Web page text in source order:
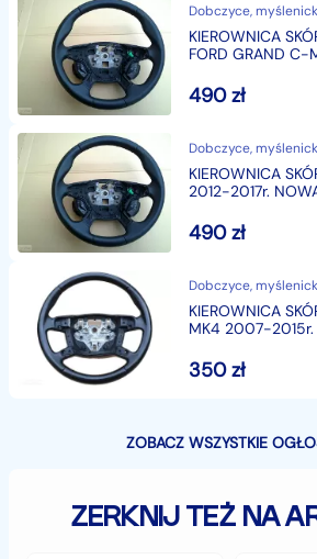
Dobczyce,
KIEROWNICA
FORD GRAND
490zł
Dobczyce,
KIEROWNICA
2012-2017r.
490zł
Dobczyce,
KIEROWNICA
MK4 2007-
350zł
ZOBACZ WSZYSTKIE
ZERKNIJ TEŻ NA